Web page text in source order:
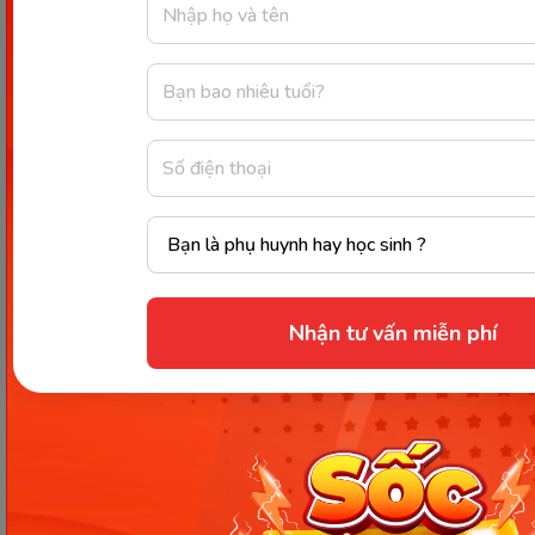
Nhận tư vấn miễn phí
năng cơ bản như Ngữ pháp, Đọc và Nghe ở cấp độ
Tính năng nổi bật:
Thời gian kiểm tra ngắn, khoảng 45 phút, phù
hợp cho người mới bắt đầu.
Hệ thống điểm số rõ ràng, trực tiếp quy đổi
thành cấp độ CEFR tương ứng.
khó để đánh giá chính xác trình độ.
Kết quả hiển thị chi tiết, giúp người học nhận
3. EF SET (English First Standard